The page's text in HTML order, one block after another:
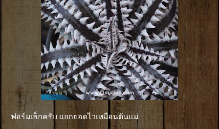
ฟอร์มเล็กครับ แยกยอดไวเหมือนต้นเเม่